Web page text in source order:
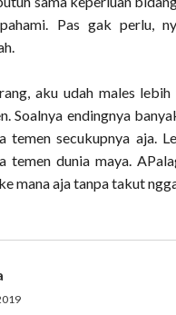
Pas gak perlu,
aku udah males
Soalnya endingnya
temen secukupnya aja.
temen dunia maya.
mana aja tanpa takut